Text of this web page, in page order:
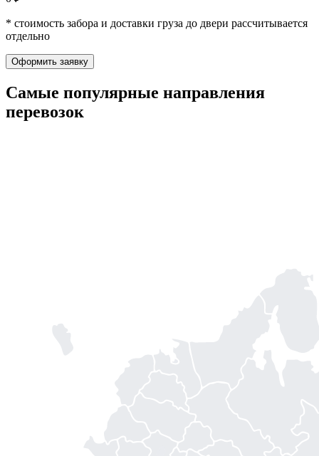
* стоимость забора и доставки груза до двери рассчитывается
отдельно
Оформить заявку
Самые популярные направления
перевозок